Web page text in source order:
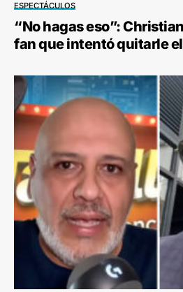
ESPECTÁCULOS
“No hagas eso”:
fan que intentó quitarle